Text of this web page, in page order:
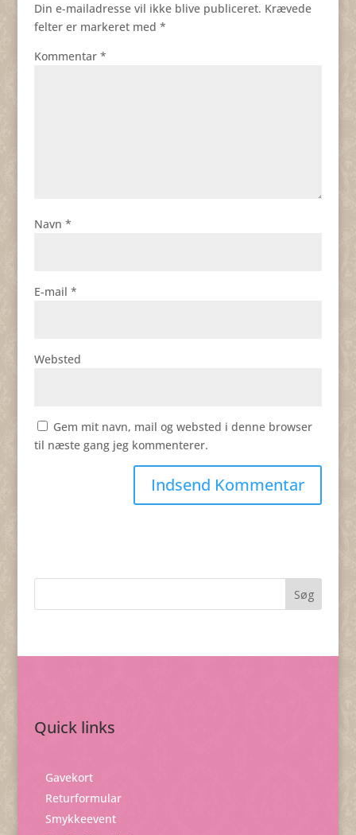
Din e-mailadresse vil ikke blive publiceret. Krævede
felter er markeret med *
Kommentar *
Navn *
E-mail *
Websted
Gem mit navn, mail og websted i denne browser
til næste gang jeg kommenterer.
Quick links
Gavekort
Returformular
Smykkeevent